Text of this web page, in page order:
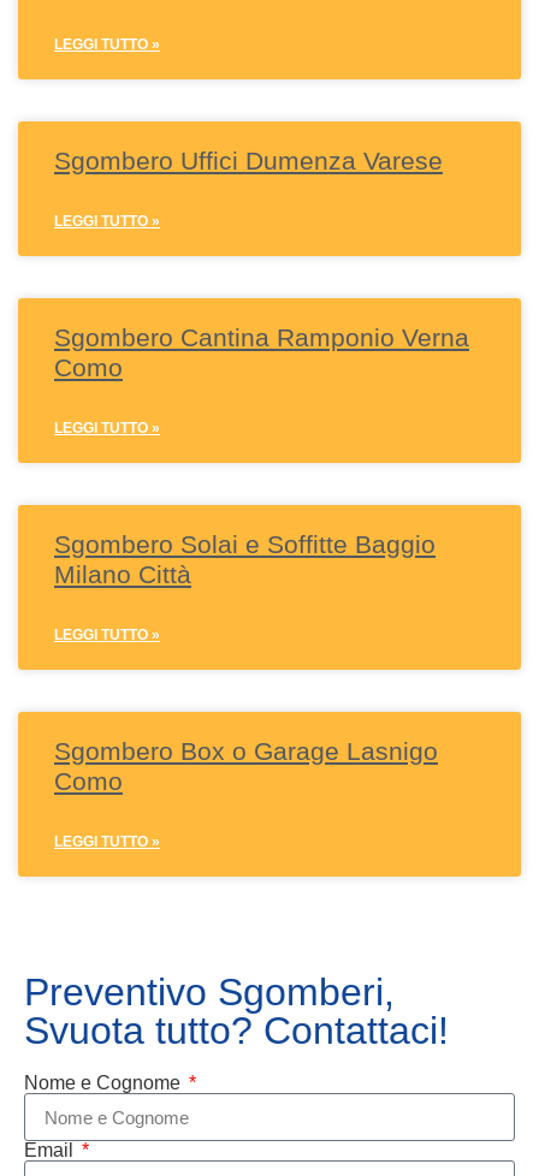
LEGGI TUTTO »
Sgombero Uffici Dumenza Varese
LEGGI TUTTO »
Sgombero Cantina Ramponio Verna
Como
LEGGI TUTTO »
Sgombero Solai e Soffitte Baggio
Milano Città
LEGGI TUTTO »
Sgombero Box o Garage Lasnigo
Como
LEGGI TUTTO »
Preventivo Sgomberi,
Svuota tutto? Contattaci!
Nome e Cognome
Email